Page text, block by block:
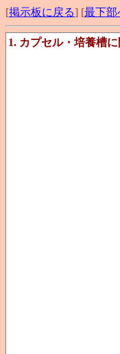
[掲示板に戻る] [最下部
1. カプセル・培養槽